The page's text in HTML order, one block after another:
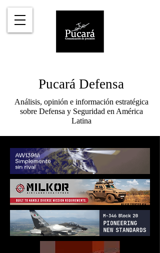
Pucará Defensa
Análisis, opinión e información estratégica
sobre Defensa y Seguridad en América
Latina